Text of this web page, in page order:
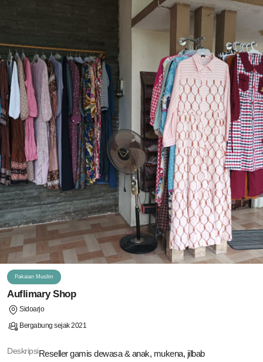
Pakaian Muslim
Auflimary Shop
Sidoarjo
Bergabung sejak 2021
DeskripsiReseller gamis dewasa & anak, mukena, jilbab